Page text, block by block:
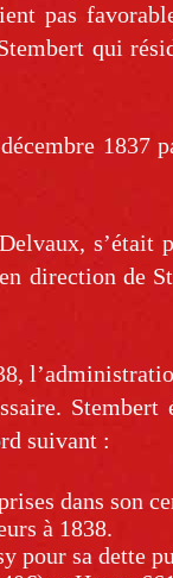
pas
qui
1837
s’était
de
suivant :
dans son
à 1838.
pour sa dette